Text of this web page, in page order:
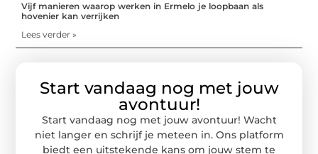
Vijf manieren waarop werken in Ermelo je loopbaan als
hovenier kan verrijken
Lees verder »
Start vandaag nog met jouw
avontuur!
Start vandaag nog met jouw avontuur! Wacht
niet langer en schrijf je meteen in. Ons platform
biedt een uitstekende kans om jouw stem te